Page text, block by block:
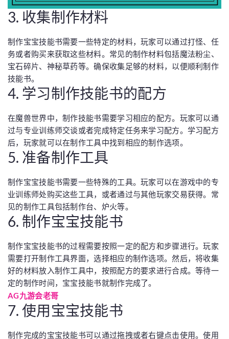
3. 收集制作材料
制作宝宝技能书需要一些特定的材料，玩家可以通过打怪、任
务或者购买来获取这些材料。常见的制作材料包括魔法粉尘、
宝石碎片、神秘草药等。确保收集足够的材料，以便顺利制作
技能书。
4. 学习制作技能书的配方
在魔兽世界中，制作技能书需要学习相应的配方。玩家可以通
过与专业训练师交谈或者完成特定任务来学习配方。学习配方
后，玩家就可以在制作工具中找到相应的制作选项。
5. 准备制作工具
制作宝宝技能书需要一些特殊的工具。玩家可以在游戏中的专
业训练师处购买这些工具，或者通过与其他玩家交易获得。常
见的制作工具包括制作台、炉火等。
6. 制作宝宝技能书
制作宝宝技能书的过程需要按照一定的配方和步骤进行。玩家
需要打开制作工具界面，选择相应的制作选项。然后，将收集
好的材料放入制作工具中，按照配方的要求进行合成。等待一
定的制作时间，宝宝技能书就制作完成了。
AG九游会老哥
7. 使用宝宝技能书
制作完成的宝宝技能书可以通过拖拽或者右键点击使用。使用